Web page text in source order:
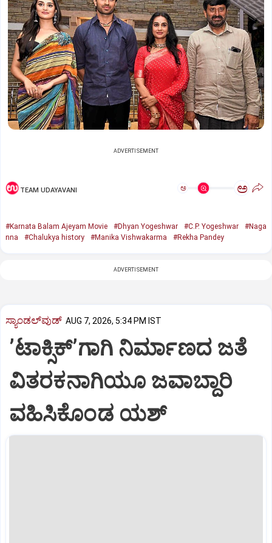
ADVERTISEMENT
TEAM UDAYAVANI ಅ ಅ
#Karnata Balam Ajeyam Movie #Dhyan Yogeshwar #C.P. Yogeshwar
#Naga
nna
#Chalukya history #Manika Vishwakarma #Rekha Pandey
ADVERTISEMENT
ಸ್ಯಾಂಡಲ್‌ವುಡ್‌ AUG 7, 2026, 5:34 PM IST
ʼಟಾಕ್ಸಿಕ್‌ʼಗಾಗಿ ನಿರ್ಮಾಣದ ಜತೆ
ವಿತರಕನಾಗಿಯೂ ಜವಾಬ್ದಾರಿ
ವಹಿಸಿಕೊಂಡ ಯಶ್